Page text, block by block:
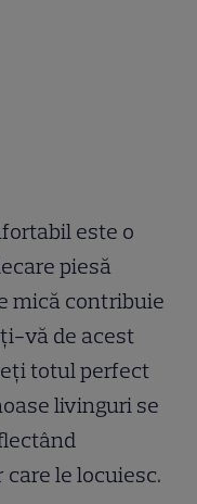
este o
piesă
mică contribuie
vă de acest
totul perfect
livinguri se
le locuiesc.